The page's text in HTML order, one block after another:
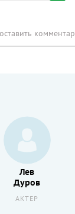
Лев
Дуров
АКТЕР